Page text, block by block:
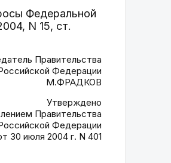
Федеральной
N 15, ст.
Правительства
Федерации
М.ФРАДКОВ
Утверждено
Правительства
Федерации
30 июля 2004 г. N 401